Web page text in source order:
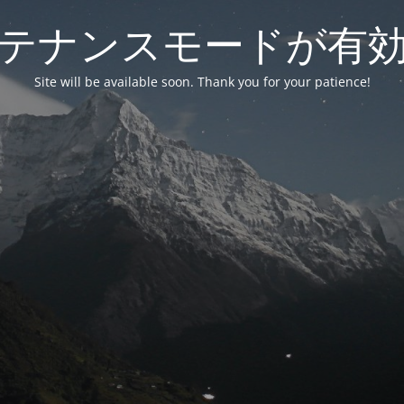
ナンスモードが有
Site will be available soon. Thank you for your patience!